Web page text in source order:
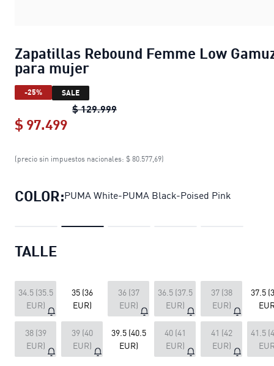
Zapatillas Rebound Femme Low
para mujer
-25% SALE
$ 129.999Zapatillas Rebound Femme Low
$ 97.499
Zapatillas Rebound Femme Low
(precio sin impuestos nacionales: $ 80.577,69)
COLOR:PUMA White-PUMA Black-Poised Pink
TALLE
34.5 (35.5
EUR)
35 (36
EUR)
36 (37
EUR)
36.5 (37.5
EUR)
37 (38
EUR)
37.5
38 (39
EUR)
39 (40
EUR)
39.5 (40.5
EUR)
40 (41
EUR)
41 (42
EUR)
41.5